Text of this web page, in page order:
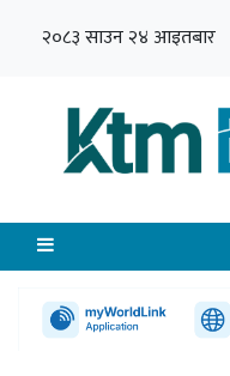
२०८३ साउन २४ आइतबार